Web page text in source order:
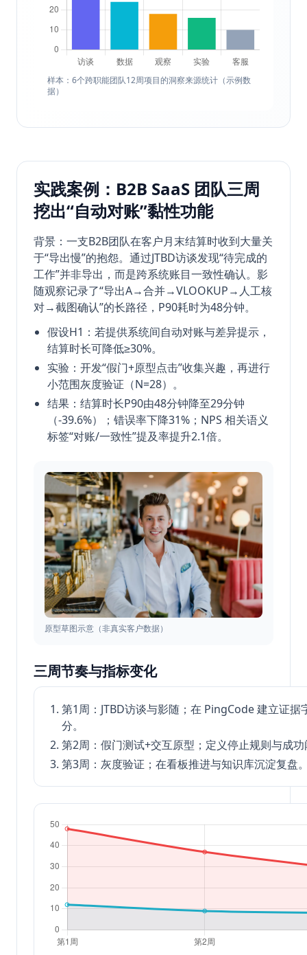
样本：6个跨职能团队12周项目的洞察来源统计（示例数
据）
实践案例：B2B SaaS 团队三周
挖出“自动对账”黏性功能
背景：一支B2B团队在客户月末结算时收到大量关
于“导出慢”的抱怨。通过JTBD访谈发现“待完成的
工作”并非导出，而是跨系统账目一致性确认。影
随观察记录了“导出A→合并→VLOOKUP→人工核
对→截图确认”的长路径，P90耗时为48分钟。
假设H1：若提供系统间自动对账与差异提示，
结算时长可降低≥30%。
实验：开发“假门+原型点击”收集兴趣，再进行
小范围灰度验证（N=28）。
结果：结算时长P90由48分钟降至29分钟
（-39.6%）；错误率下降31%；NPS 相关语义
标签“对账/一致性”提及率提升2.1倍。
原型草图示意（非真实客户数据）
三周节奏与指标变化
第1周：JTBD访谈与影随；在 PingCode 建立证据
分。
第2周：假门测试+交互原型；定义停止规则与成
第3周：灰度验证；在看板推进与知识库沉淀复盘